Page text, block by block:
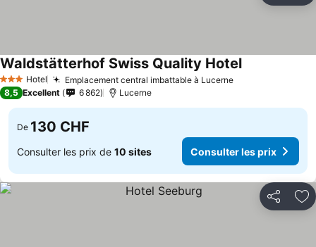
3 ÉtoilesHotel Emplacement central imbattable à Lucerne
Waldstätterhof Swiss Quality Hotel
8,5 Excellent 6 862 Lucerne
De 130 CHF
Consulter les prix de 10 sites Consulter les prix
Partager